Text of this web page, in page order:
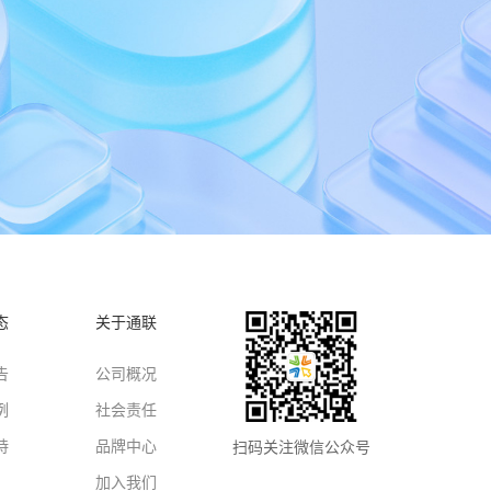
关于通联
公司概况
社会责任
品牌中心
加入我们
扫码关注微信公众号